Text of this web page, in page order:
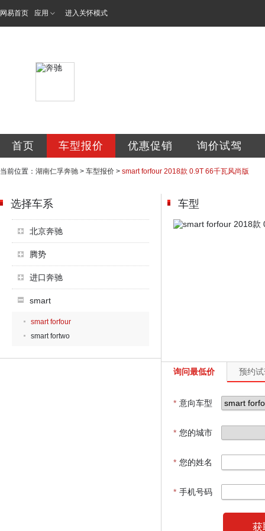
网易首页 应用 进入关怀模式
首页 车型报价 优惠促销 询价试驾
当前位置： 湖南仁孚奔驰 > 车型报价 > smart forfour 2018款 0.9T 66千瓦风尚版
选择车系
北京奔驰
腾势
进口奔驰
smart
smart forfour
smart fortwo
车型
询问最低价 预约
* 意向车型
* 您的城市
* 您的姓名
* 手机号码
获